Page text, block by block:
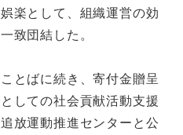
楽として、組織運営の効
致団結した。
とばに続き、寄付金贈呈
しての社会貢献活動支援
放運動推進センターと公